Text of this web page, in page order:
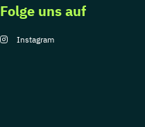
Folge uns auf
Instagram